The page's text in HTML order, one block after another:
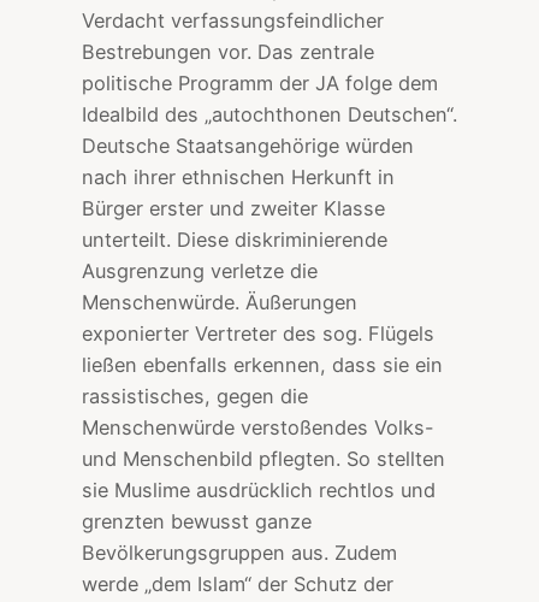
Verdacht verfassungsfeindlicher
Bestrebungen vor. Das zentrale
politische Programm der JA folge dem
Idealbild des „autochthonen Deutschen“.
Deutsche Staatsangehörige würden
nach ihrer ethnischen Herkunft in
Bürger erster und zweiter Klasse
unterteilt. Diese diskriminierende
Ausgrenzung verletze die
Menschenwürde. Äußerungen
exponierter Vertreter des sog. Flügels
ließen ebenfalls erkennen, dass sie ein
rassistisches, gegen die
Menschenwürde verstoßendes Volks-
und Menschenbild pflegten. So stellten
sie Muslime ausdrücklich rechtlos und
grenzten bewusst ganze
Bevölkerungsgruppen aus. Zudem
werde „dem Islam“ der Schutz der